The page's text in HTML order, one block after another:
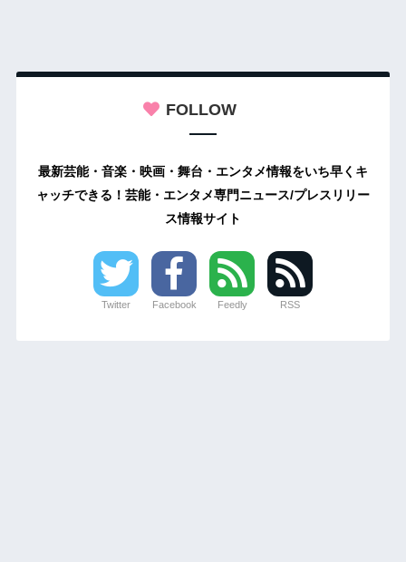
FOLLOW
最新芸能・音楽・映画・舞台・エンタメ情報をいち早くキ
ャッチできる！芸能・エンタメ専門ニュース/プレスリリー
ス情報サイト
Twitter Facebook Feedly RSS